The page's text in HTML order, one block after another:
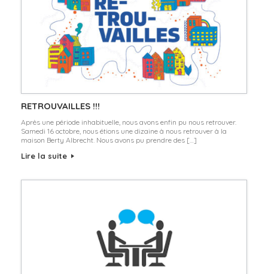
RETROUVAILLES !!!
Après une période inhabituelle, nous avons enfin pu nous retrouver.
Samedi 16 octobre, nous étions une dizaine à nous retrouver à la
maison Berty Albrecht. Nous avons pu prendre des […]
Lire la suite